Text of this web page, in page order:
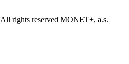
All rights reserved MONET+, a.s.